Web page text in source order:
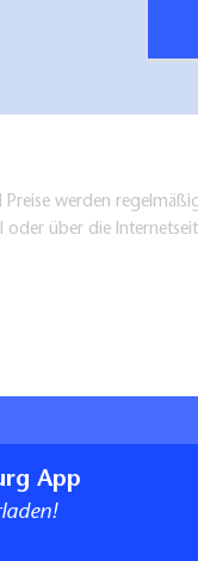
werden
oder über die
App